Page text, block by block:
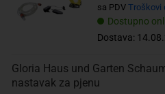
Dostupno
Dostava:
sa PDV Troškovi
Gloria Haus und Garten
nastavak za pjenu